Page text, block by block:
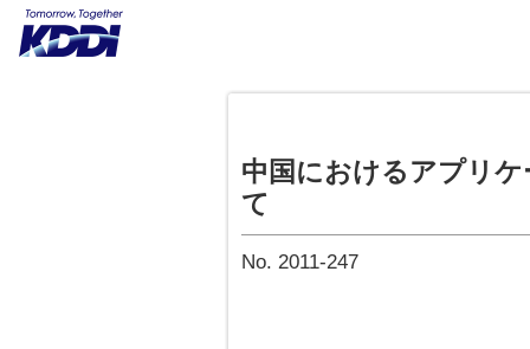
中国におけるアプリ
て
No. 2011-247